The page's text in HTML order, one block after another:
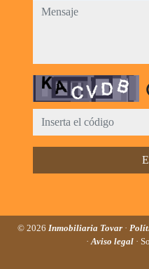
mensaje
Captcha
© 2026 Inmobiliaria Tovar ·
·Aviso legal ·